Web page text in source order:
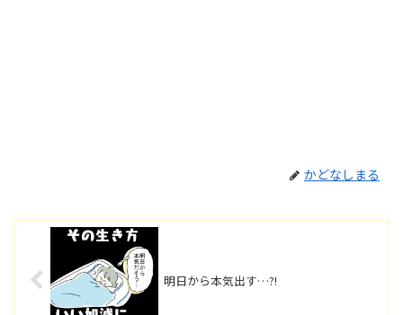
かどなしまる
明日から本気出す…⁈